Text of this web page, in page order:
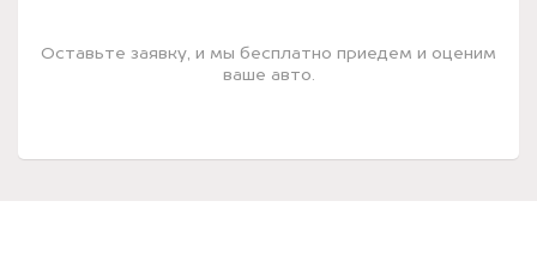
Оставьте заявку, и мы бесплатно приедем и оценим
ваше авто.